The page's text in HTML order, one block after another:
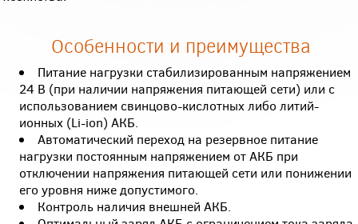
Особенности и преимущества
Питание нагрузки стабилизированным напряжением
24 В (при наличии напряжения питающей сети) или с
использованием свинцово-кислотных либо литий-
ионных (Li-ion) АКБ.
Автоматический переход на резервное питание
нагрузки постоянным напряжением от АКБ при
отключении напряжения питающей сети или понижении
его уровня ниже допустимого.
Контроль наличия внешней АКБ.